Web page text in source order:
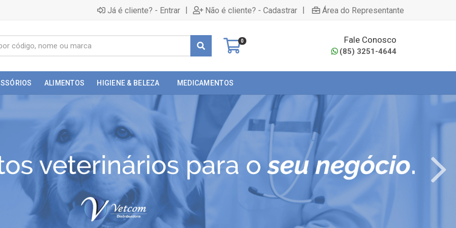
Já é cliente? - Entrar | Não é cliente? - Cadastrar | Área do Representante
0 Fale Conosco
(85) 3251-4644
ALIMENTOS HIGIENE & BELEZA MEDICAMENTOS